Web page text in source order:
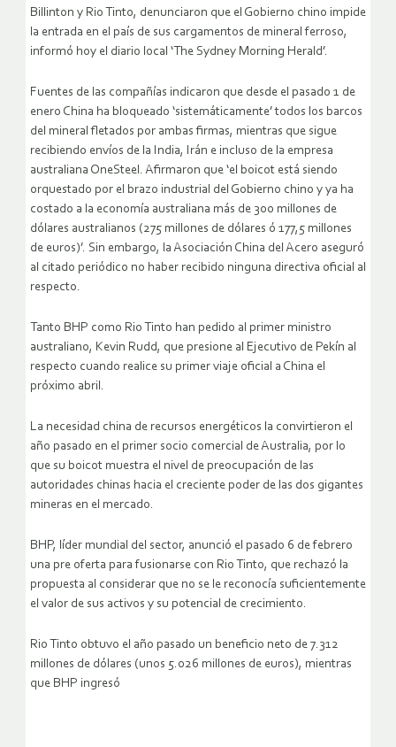
Billinton y Rio Tinto, denunciaron que el Gobierno chino impide
la entrada en el país de sus cargamentos de mineral ferroso,
informó hoy el diario local ‘The Sydney Morning Herald’.
Fuentes de las compañías indicaron que desde el pasado 1 de
enero China ha bloqueado ‘sistemáticamente’ todos los barcos
del mineral fletados por ambas firmas, mientras que sigue
recibiendo envíos de la India, Irán e incluso de la empresa
australiana OneSteel. Afirmaron que ‘el boicot está siendo
orquestado por el brazo industrial del Gobierno chino y ya ha
costado a la economía australiana más de 300 millones de
dólares australianos (275 millones de dólares ó 177,5 millones
de euros)’. Sin embargo, la Asociación China del Acero aseguró
al citado periódico no haber recibido ninguna directiva oficial al
respecto.
Tanto BHP como Rio Tinto han pedido al primer ministro
australiano, Kevin Rudd, que presione al Ejecutivo de Pekín al
respecto cuando realice su primer viaje oficial a China el
próximo abril.
La necesidad china de recursos energéticos la convirtieron el
año pasado en el primer socio comercial de Australia, por lo
que su boicot muestra el nivel de preocupación de las
autoridades chinas hacia el creciente poder de las dos gigantes
mineras en el mercado.
BHP, líder mundial del sector, anunció el pasado 6 de febrero
una pre oferta para fusionarse con Rio Tinto, que rechazó la
propuesta al considerar que no se le reconocía suficientemente
el valor de sus activos y su potencial de crecimiento.
Rio Tinto obtuvo el año pasado un beneficio neto de 7.312
millones de dólares (unos 5.026 millones de euros), mientras
que BHP ingresó